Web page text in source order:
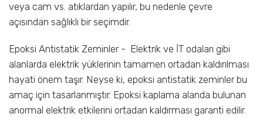
veya cam vs. atıklardan yapılır, bu nedenle çevre
açısından sağlıklı bir seçimdir.
Epoksi Antistatik Zeminler - Elektrik ve İT odaları gibi
alanlarda elektrik yüklerinin tamamen ortadan kaldırılması
hayati önem taşır. Neyse ki, epoksi antistatik zeminler bu
amaç için tasarlanmıştır. Epoksi kaplama alanda bulunan
anormal elektrik etkilerini ortadan kaldırması garanti edilir.